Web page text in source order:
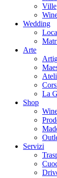
Ville
Wedding
Arte
La
Shop
Servizi